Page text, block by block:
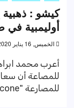
كيشو : ذهبية
أوليمبية في
الخميس, 16 يناير 2020, 8:58 م
أعرب محمد
للمصاعة أن
للمصارعة "Matteo pellicone" فى وزن ٧٢ كجم...